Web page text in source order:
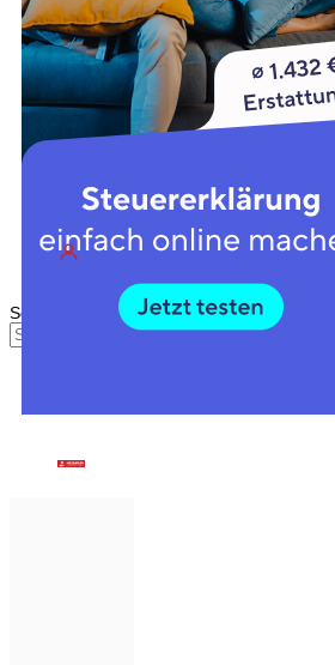
FAQ
Forum
über uns
Kontakt
Werte
unterstützen
Datenschutz
Support-Anfrage
Fernwartung
Termin buchen
Seite wählen